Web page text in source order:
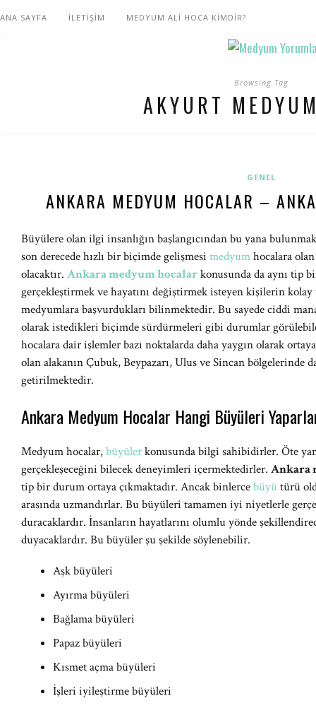
ANA SAYFA İLETİŞİM MEDYUM ALİ HOCA KİMDİR?
Browsing Tag
AKYURT
GENEL
ANKARA MEDYUM HOCALAR –
Büyülere olan ilgi insanlığın başlangıcından bu yana
son derecede hızlı bir biçimde gelişmesi medyumhocalara
olacaktır. Ankaramedyum hocalarkonusunda da aynı tip
gerçekleştirmek ve hayatını değiştirmek isteyen kişilerin kolay
medyumlara başvurdukları bilinmektedir. Bu sayede ciddi
olarak istedikleri biçimde sürdürmeleri gibi durumlar
hocalara dair işlemler bazı noktalarda daha yaygın olarak
olan alakanın Çubuk, Beypazarı, Ulus ve Sincan bölgelerinde
getirilmektedir.
Ankara Medyum Hocalar Hangi Büyüleri
Medyum hocalar,büyülerkonusunda bilgi sahibidirler. Öte
gerçekleşeceğini bilecek deneyimleri içermektedirler. Ankara
tip bir durum ortaya çıkmaktadır. Ancak binlercebüyü türü
arasında uzmandırlar. Bu büyüleri tamamen iyi niyetlerle
duracaklardır. İnsanların hayatlarını olumlu yönde
duyacaklardır. Bu büyüler şu şekilde söylenebilir.
Aşk büyüleri
Ayırma büyüleri
Bağlama büyüleri
Papaz büyüleri
Kısmet açma büyüleri
İşleri iyileştirme büyüleri